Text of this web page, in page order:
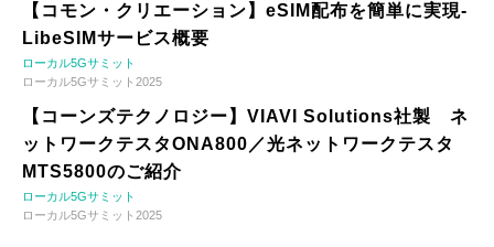
【コモン・クリエーション】eSIM配布を簡単に実現-
LibeSIMサービス概要
ローカル5Gサミット
ローカル5Gサミット2025
【コーンズテクノロジー】VIAVI Solutions社製 ネ
ットワークテスタONA800／光ネットワークテスタ
MTS5800のご紹介
ローカル5Gサミット
ローカル5Gサミット2025